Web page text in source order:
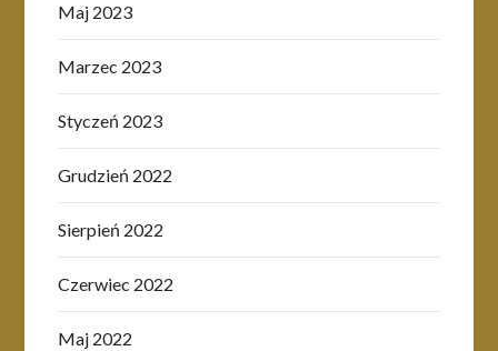
Maj 2023
Marzec 2023
Styczeń 2023
Grudzień 2022
Sierpień 2022
Czerwiec 2022
Maj 2022